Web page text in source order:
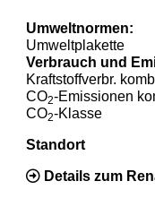
Umweltnormen:
Umweltplakette
Verbrauch und
Kraftstoffverbr.
CO2-Emissionen
CO2-Klasse
Standort
Details zum